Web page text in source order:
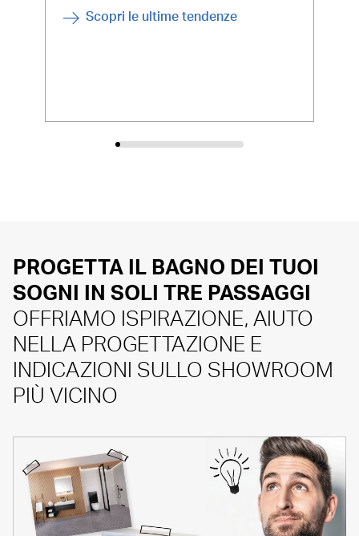
Scopri le ultime tendenze
PROGETTA IL BAGNO DEI TUOI
SOGNI IN SOLI TRE PASSAGGI
OFFRIAMO ISPIRAZIONE, AIUTO
NELLA PROGETTAZIONE E
INDICAZIONI SULLO SHOWROOM
PIÙ VICINO